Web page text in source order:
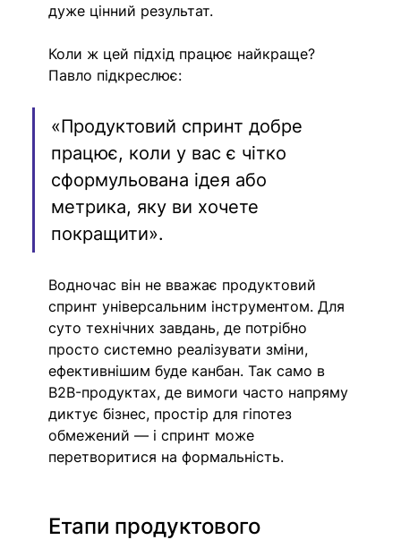
дуже цінний результат.
Коли ж цей підхід працює найкраще?
Павло підкреслює:
«Продуктовий спринт добре
працює, коли у вас є чітко
сформульована ідея або
метрика, яку ви хочете
покращити».
Водночас він не вважає продуктовий
спринт універсальним інструментом. Для
суто технічних завдань, де потрібно
просто системно реалізувати зміни,
ефективнішим буде канбан. Так само в
B2B-продуктах, де вимоги часто напряму
диктує бізнес, простір для гіпотез
обмежений — і спринт може
перетворитися на формальність.
Етапи продуктового